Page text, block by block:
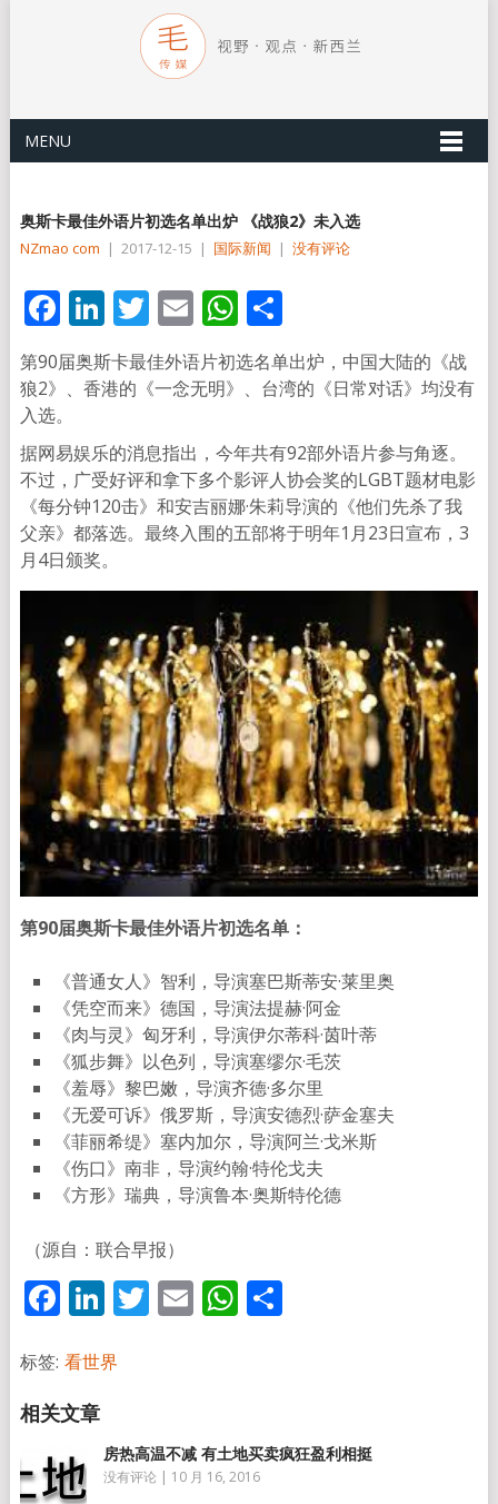
MENU
奥斯卡最佳外语片初选名单出炉 《战狼2》未入选
NZmao com | 2017-12-15 | 国际新闻 | 没有评论
Facebook
LinkedIn
Twitter
EmailWhatsApp
分
享
第90届奥斯卡最佳外语片初选名单出炉，中国大陆的《战
狼2》、香港的《一念无明》、台湾的《日常对话》均没有
入选。
据网易娱乐的消息指出，今年共有92部外语片参与角逐。
不过，广受好评和拿下多个影评人协会奖的LGBT题材电影
《每分钟120击》和安吉丽娜·朱莉导演的《他们先杀了我
父亲》都落选。最终入围的五部将于明年1月23日宣布，3
月4日颁奖。
第90届奥斯卡最佳外语片初选名单：
《普通女人》智利，导演塞巴斯蒂安·莱里奥
《凭空而来》德国，导演法提赫·阿金
《肉与灵》匈牙利，导演伊尔蒂科·茵叶蒂
《狐步舞》以色列，导演塞缪尔·毛茨
《羞辱》黎巴嫩，导演齐德·多尔里
《无爱可诉》俄罗斯，导演安德烈·萨金塞夫
《菲丽希缇》塞内加尔，导演阿兰·戈米斯
《伤口》南非，导演约翰·特伦戈夫
《方形》瑞典，导演鲁本·奥斯特伦德
（源自：联合早报）
Facebook
LinkedIn
Twitter
EmailWhatsApp
分
标签: 看世界
房热高温不减 有土地买卖疯狂盈利相挺
没有评论 | 10 月 16, 2016